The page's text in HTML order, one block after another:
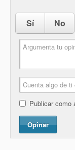
Sí No
Publicar como
Opinar